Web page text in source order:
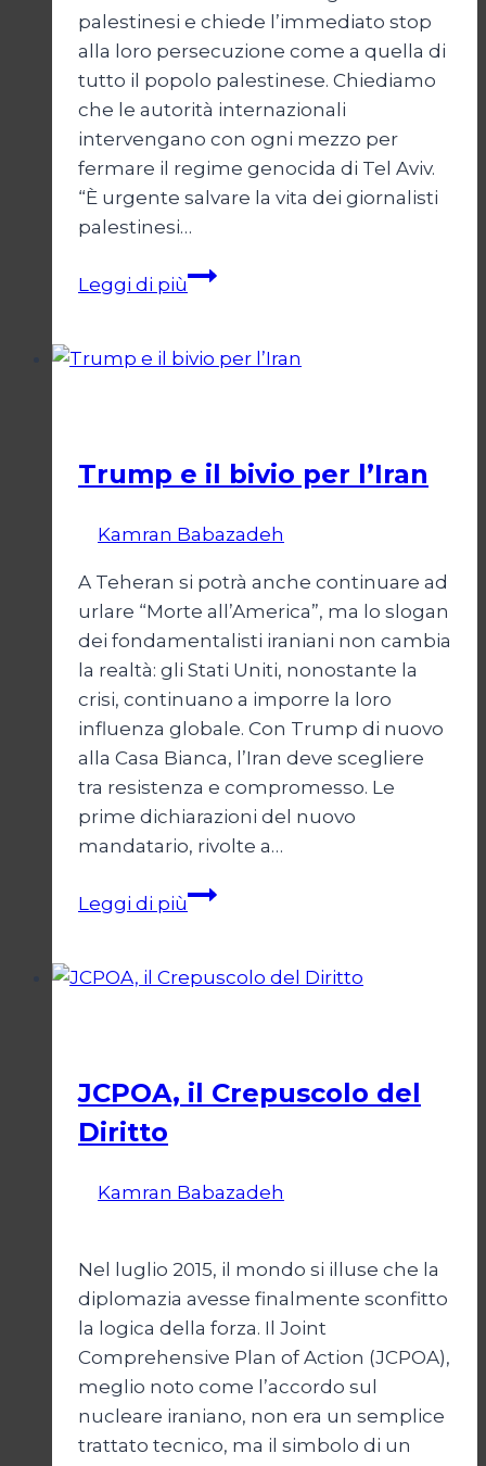
palestinesi e chiede l’immediato stop
alla loro persecuzione come a quella di
tutto il popolo palestinese. Chiediamo
che le autorità internazionali
intervengano con ogni mezzo per
fermare il regime genocida di Tel Aviv.
“È urgente salvare la vita dei giornalisti
palestinesi…
Leggi di piùGiornalisti,
da
Trump e il bivio per l’Iran
Kamran Babazadeh
A Teheran si potrà anche continuare ad
urlare “Morte all’America”, ma lo slogan
dei fondamentalisti iraniani non cambia
la realtà: gli Stati Uniti, nonostante la
crisi, continuano a imporre la loro
influenza globale. Con Trump di nuovo
alla Casa Bianca, l’Iran deve scegliere
tra resistenza e compromesso. Le
prime dichiarazioni del nuovo
mandatario, rivolte a…
Leggi di piùTrump
bivio
JCPOA, il Crepuscolo del
Diritto
Kamran Babazadeh
Nel luglio 2015, il mondo si illuse che la
diplomazia avesse finalmente sconfitto
la logica della forza. Il Joint
Comprehensive Plan of Action (JCPOA),
meglio noto come l’accordo sul
nucleare iraniano, non era un semplice
trattato tecnico, ma il simbolo di un